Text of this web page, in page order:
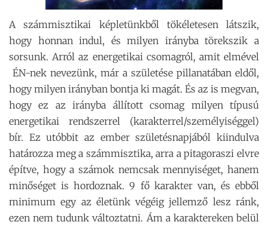
A számmisztikai képletünkből tökéletesen látszik,
hogy honnan indul, és milyen irányba törekszik a
sorsunk. Arról az energetikai csomagról, amit elmével
ÉN-nek nevezünk, már a születése pillanatában eldől,
hogy milyen irányban bontja ki magát. És az is megvan,
hogy ez az irányba állított csomag milyen típusú
energetikai rendszerrel (karakterrel/személyiséggel)
bír. Ez utóbbit az ember születésnapjából kiindulva
határozza meg a számmisztika, arra a pitagoraszi elvre
építve, hogy a számok nemcsak mennyiséget, hanem
minőséget is hordoznak. 9 fő karakter van, és ebből
minimum egy az életünk végéig jellemző lesz ránk,
ezen nem tudunk változtatni. Ám a karaktereken belül